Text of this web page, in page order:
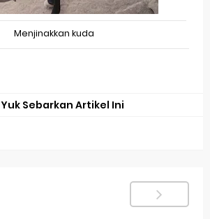
Menjinakkan kuda
Yuk Sebarkan Artikel Ini